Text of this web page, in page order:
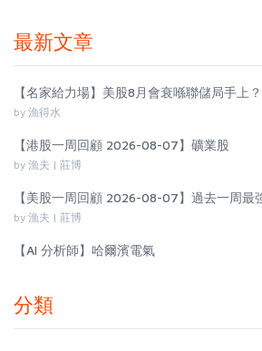
最新文章
【名家給力場】美股8月會衰喺聯儲局手上？
by 漁得水
【港股一周回顧 2026-08-07】礦業股
by 漁夫 | 莊博
【美股一周回顧 2026-08-07】過去一周最
by 漁夫 | 莊博
【AI 分析師】哈爾濱電氣
分類